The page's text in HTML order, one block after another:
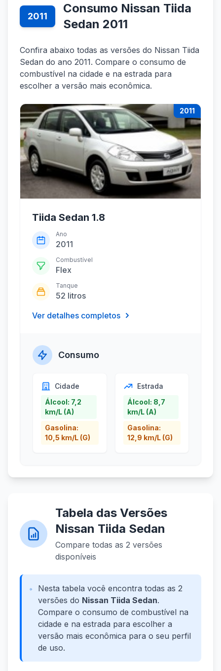
2011
Consumo Nissan Tiida
Sedan 2011
Confira abaixo todas as versões do Nissan Tiida
Sedan do ano 2011. Compare o consumo de
combustível na cidade e na estrada para
escolher a versão mais econômica.
2011
Tiida Sedan 1.8
Ano
2011
Combustível
Flex
Tanque
52 litros
Ver detalhes completos
Consumo
Cidade
Álcool: 7,2
km/L (A)
Gasolina:
10,5 km/L (G)
Estrada
Álcool: 8,7
km/L (A)
Gasolina:
12,9 km/L (G)
Tabela das Versões
Nissan Tiida Sedan
Compare todas as 2 versões
disponíveis
Nesta tabela você encontra todas as 2
versões do Nissan Tiida Sedan.
Compare o consumo de combustível na
cidade e na estrada para escolher a
versão mais econômica para o seu perfil
de uso.